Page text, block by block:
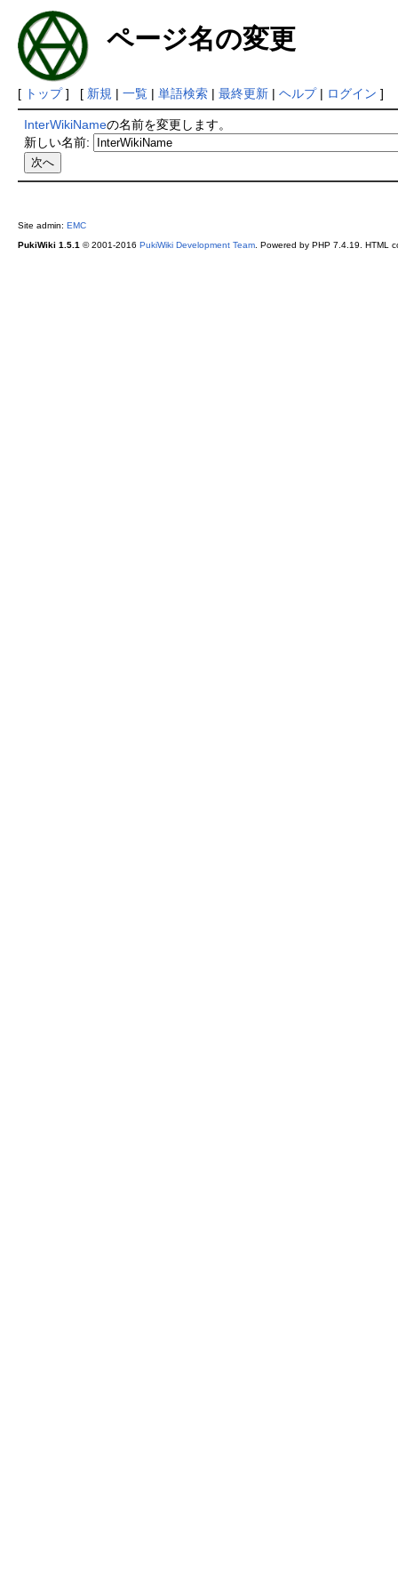
ページ名の変更
[ トップ] [ 新規 | 一覧| 単語検索| 最終更新| ヘルプ| ログイン ]
InterWikiNameの名前を変更します。
新しい名前:
Site admin: EMC
PukiWiki 1.5.1 © 2001-2016 PukiWiki Development Team. Powered by PHP 7.4.19. HTML